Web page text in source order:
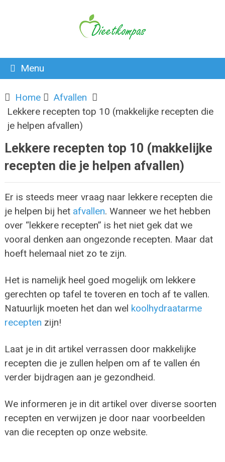
Menu
Home
Afvallen
Lekkere recepten top 10 (makkelijke recepten die
je helpen afvallen)
Lekkere recepten top 10 (makkelijke
recepten die je helpen afvallen)
Er is steeds meer vraag naar lekkere recepten die
je helpen bij het afvallen. Wanneer we het hebben
over “lekkere recepten” is het niet gek dat we
vooral denken aan ongezonde recepten. Maar dat
hoeft helemaal niet zo te zijn.
Het is namelijk heel goed mogelijk om lekkere
gerechten op tafel te toveren en toch af te vallen.
Natuurlijk moeten het dan wel koolhydraatarme
recepten zijn!
Laat je in dit artikel verrassen door makkelijke
recepten die je zullen helpen om af te vallen én
verder bijdragen aan je gezondheid.
We informeren je in dit artikel over diverse soorten
recepten en verwijzen je door naar voorbeelden
van die recepten op onze website.